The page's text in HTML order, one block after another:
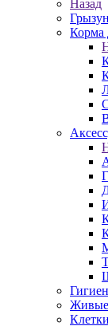
Назад
Корма